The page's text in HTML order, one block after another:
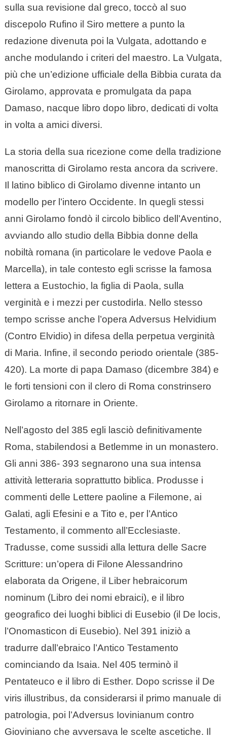
sulla sua revisione dal greco, toccò al suo
discepolo Rufino il Siro mettere a punto la
redazione divenuta poi la Vulgata, adottando e
anche modulando i criteri del maestro. La Vulgata,
più che un’edizione ufficiale della Bibbia curata da
Girolamo, approvata e promulgata da papa
Damaso, nacque libro dopo libro, dedicati di volta
in volta a amici diversi.
La storia della sua ricezione come della tradizione
manoscritta di Girolamo resta ancora da scrivere.
Il latino biblico di Girolamo divenne intanto un
modello per l’intero Occidente. In quegli stessi
anni Girolamo fondò il circolo biblico dell’Aventino,
avviando allo studio della Bibbia donne della
nobiltà romana (in particolare le vedove Paola e
Marcella), in tale contesto egli scrisse la famosa
lettera a Eustochio, la figlia di Paola, sulla
verginità e i mezzi per custodirla. Nello stesso
tempo scrisse anche l’opera Adversus Helvidium
(Contro Elvidio) in difesa della perpetua verginità
di Maria. Infine, il secondo periodo orientale (385-
420). La morte di papa Damaso (dicembre 384) e
le forti tensioni con il clero di Roma constrinsero
Girolamo a ritornare in Oriente.
Nell’agosto del 385 egli lasciò definitivamente
Roma, stabilendosi a Betlemme in un monastero.
Gli anni 386- 393 segnarono una sua intensa
attività letteraria soprattutto biblica. Produsse i
commenti delle Lettere paoline a Filemone, ai
Galati, agli Efesini e a Tito e, per l’Antico
Testamento, il commento all’Ecclesiaste.
Tradusse, come sussidi alla lettura delle Sacre
Scritture: un’opera di Filone Alessandrino
elaborata da Origene, il Liber hebraicorum
nominum (Libro dei nomi ebraici), e il libro
geografico dei luoghi biblici di Eusebio (il De locis,
l’Onomasticon di Eusebio). Nel 391 iniziò a
tradurre dall’ebraico l’Antico Testamento
cominciando da Isaia. Nel 405 terminò il
Pentateuco e il libro di Esther. Dopo scrisse il De
viris illustribus, da considerarsi il primo manuale di
patrologia, poi l’Adversus Iovinianum contro
Gioviniano che avversava le scelte ascetiche. Il